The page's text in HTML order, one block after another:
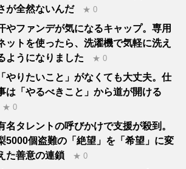
が全然ないんだ
★ 0
やファンデが気になるキャップ。専用
ットを使ったら、洗濯機で気軽に洗え
ようになりました
★ 0
「やりたいこと」がなくても大丈夫。仕
は「やるべきこと」から道が開ける
★ 0
名タレントの呼びかけで支援が殺到。
5000個盗難の「絶望」を「希望」に変
た善意の連鎖
★ 0